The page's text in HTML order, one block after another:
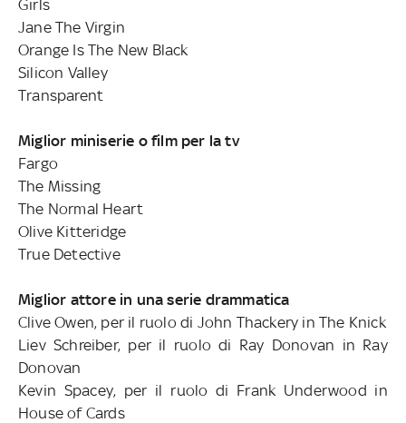
Girls
Jane The Virgin
Orange Is The New Black
Silicon Valley
Transparent
Miglior miniserie o film per la tv
Fargo
The Missing
The Normal Heart
Olive Kitteridge
True Detective
Miglior attore in una serie drammatica
Clive Owen, per il ruolo di John Thackery in The Knick
Liev Schreiber, per il ruolo di Ray Donovan in Ray
Donovan
Kevin Spacey, per il ruolo di Frank Underwood in
House of Cards